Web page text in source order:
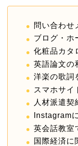
問い合わせ
ブログ・ホ
化粧品カタ
英語論文の
洋楽の歌詞
スマホサイ
人材派遣契
Instagram
英会話教室
国際経済に